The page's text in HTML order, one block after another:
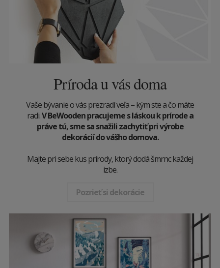
Príroda u vás doma
Vaše bývanie o vás prezradí veľa – kým ste a čo máte
radi.V BeWooden pracujeme s láskou k prírode a
práve tú, sme sa snažili zachytiť pri výrobe
dekorácií do vášho domova.
Majte pri sebe kus prírody, ktorý dodá šmrnc každej
izbe.
Pozrieť si dekorácie